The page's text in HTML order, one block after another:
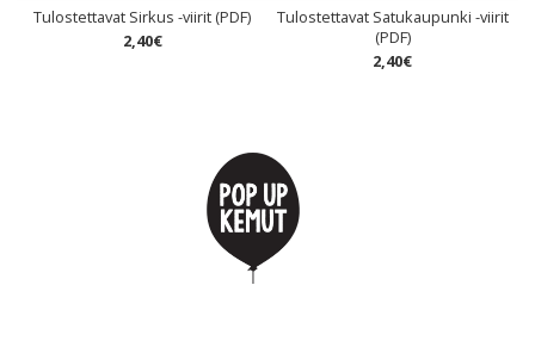
Tulostettavat Sirkus -viirit (PDF)
2,40€
Tulostettavat Satukaupunki -viirit
(PDF)
2,40€